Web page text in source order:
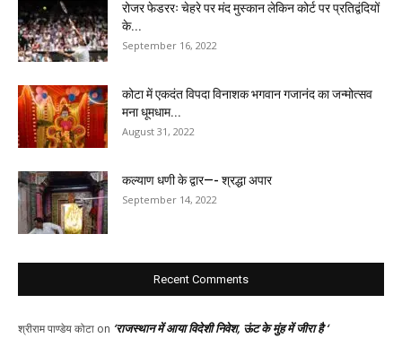
रोजर फेडररः चेहरे पर मंद मुस्कान लेकिन कोर्ट पर प्रतिद्वंदियों
के...
September 16, 2022
कोटा में एकदंत विपदा विनाशक भगवान गजानंद का जन्मोत्सव
मना धूमधाम...
August 31, 2022
कल्याण धणी के द्वार—- श्रद्धा अपार
September 14, 2022
Recent Comments
श्रीराम पाण्डेय कोटा on ‘राजस्थान में आया विदेशी निवेश, ऊंट के मुंह में जीरा है ‘